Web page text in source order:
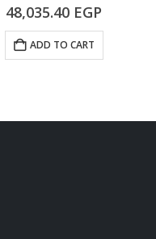
48,035.40 EGP
ADD TO CART